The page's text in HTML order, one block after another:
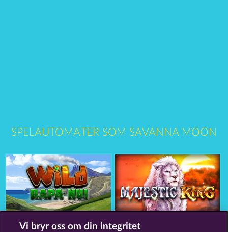
SPELAUTOMATER SOM SAVANNA MOON
Wild Rapa Nui
Vi bryr oss om din integritet